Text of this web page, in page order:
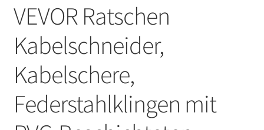
VEVOR Ratschen
Kabelschneider,
Kabelschere,
Federstahlklingen mit